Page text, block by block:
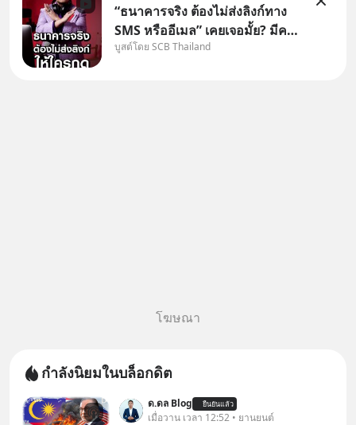
“ธนาคารจริง ต้องไม่ส่งลิงก์ทาง
SMS หรืออีเมล” เคยเจอมั้ย? มีคน
อ้างว่าโทรจากธนาคาร บอกว่า
บูสต์โดย SCB Thailand
โฆษณา
กำลังนิยมในบล็อกดิต
ด.ดล Blog ยืนยันแล้ว
เมื่อวาน เวลา 12:52 • ยานยนต์